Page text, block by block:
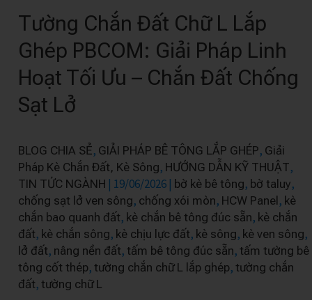
Tường Chắn Đất Chữ L Lắp
Ghép PBCOM: Giải Pháp Linh
Hoạt Tối Ưu – Chắn Đất Chống
Sạt Lở
BLOG CHIA SẺ, GIẢI PHÁP BÊ TÔNG LẮP GHÉP, Giải
Pháp Kè Chắn Đất, Kè Sông, HƯỚNG DẪN KỸ THUẬT,
TIN TỨC NGÀNH | 19/06/2026 | bờ kè bê tông, bờ taluy,
chống sạt lở ven sông, chống xói mòn, HCW Panel , kè
chắn bao quanh đất, kè chắn bê tông đúc sẵn, kè chắn
đất, kè chắn sông, kè chịu lực đất, kè sông, kè ven sông,
lở đất, nâng nền đất, tấm bê tông đúc sẵn, tấm tường bê
tông cốt thép, tường chắn chữ L lắp ghép, tường chắn
đất, tường chữ L
Đất
Chữ
L
Lắp
Ghép
PBCOM:
Pháp
Linh
Hoạt
Tối
Ưu
–
Chắn
Đất